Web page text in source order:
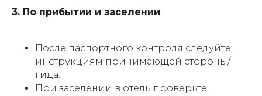
3. По прибытии и заселении
После паспортного контроля следуйте
инструкциям принимающей стороны/
гида.
При заселении в отель проверьте: